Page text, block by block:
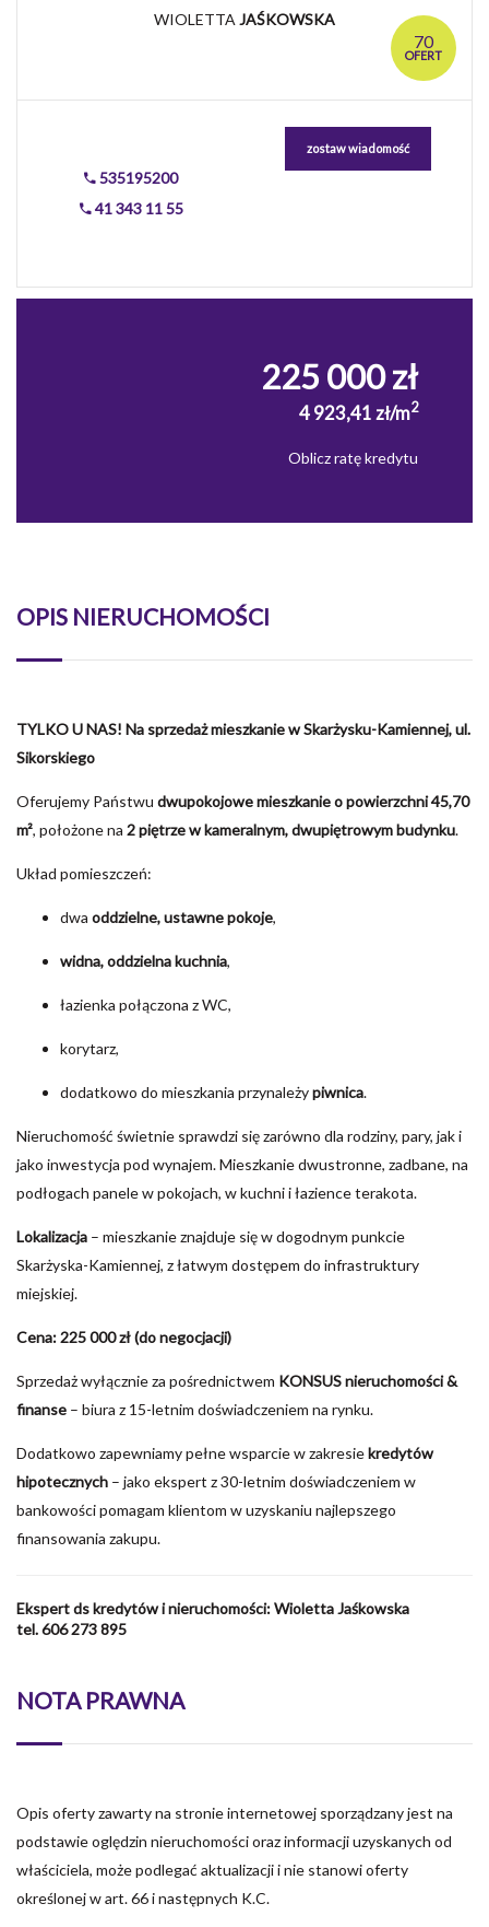
70
OFERT
WIOLETTA JAŚKOWSKA
535195200
41 343 11 55
zostaw wiadomość
225 000 zł
4 923,41 zł/m2
Oblicz ratę kredytu
OPIS NIERUCHOMOŚCI
TYLKO U NAS! Na sprzedaż mieszkanie w Skarżysku-Kamiennej, ul.
Sikorskiego
Oferujemy Państwu dwupokojowe mieszkanie o powierzchni 45,70
m², położone na 2 piętrze w kameralnym, dwupiętrowym budynku.
Układ pomieszczeń:
dwa oddzielne, ustawne pokoje,
widna, oddzielna kuchnia,
łazienka połączona z WC,
korytarz,
dodatkowo do mieszkania przynależypiwnica.
Nieruchomość świetnie sprawdzi się zarówno dla rodziny, pary, jak i
jako inwestycja pod wynajem. Mieszkanie dwustronne, zadbane, na
podłogach panele w pokojach, w kuchni i łazience terakota.
Lokalizacja – mieszkanie znajduje się w dogodnym punkcie
Skarżyska-Kamiennej, z łatwym dostępem do infrastruktury
miejskiej.
Cena: 225 000 zł (do negocjacji)
Sprzedaż wyłącznie za pośrednictwem KONSUS nieruchomości &
finanse – biura z 15-letnim doświadczeniem na rynku.
Dodatkowo zapewniamy pełne wsparcie w zakresiekredytów
hipotecznych – jako ekspert z 30-letnim doświadczeniem w
bankowości pomagam klientom w uzyskaniu najlepszego
finansowania zakupu.
Ekspert ds kredytów i nieruchomości: Wioletta Jaśkowska
tel. 606 273 895
NOTA PRAWNA
Opis oferty zawarty na stronie internetowej sporządzany jest na
podstawie oględzin nieruchomości oraz informacji uzyskanych od
właściciela, może podlegać aktualizacji i nie stanowi oferty
określonej w art. 66 i następnych K.C.